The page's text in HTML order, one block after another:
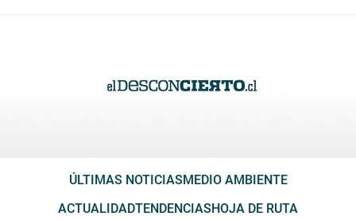
ÚLTIMAS NOTICIAS MEDIO AMBIENTE
ACTUALIDADTENDENCIAS HOJA DE RUTA